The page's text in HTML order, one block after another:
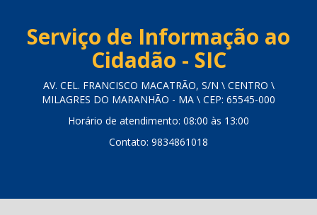
Serviço de Informação ao
Cidadão - SIC
AV. CEL. FRANCISCO MACATRÃO, S/N \ CENTRO \
MILAGRES DO MARANHÃO - MA \ CEP: 65545-000
Horário de atendimento: 08:00 às 13:00
Contato: 9834861018